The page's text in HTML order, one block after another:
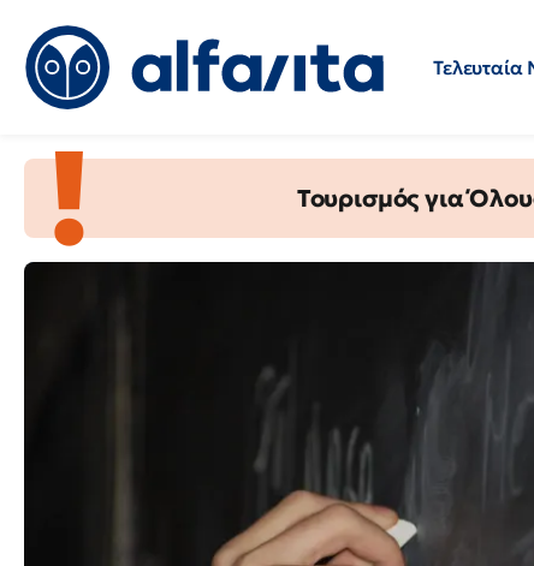
AlfaVita
-
Ειδήσεις
για
εκπαίδευση
Τελευταία
Τουρισμός για